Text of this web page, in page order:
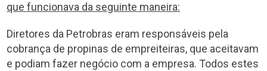
que funcionava da seguinte maneira:
Diretores da Petrobras eram responsáveis pela
cobrança de propinas de empreiteiras, que aceitavam
e podiam fazer negócio com a empresa. Todos estes